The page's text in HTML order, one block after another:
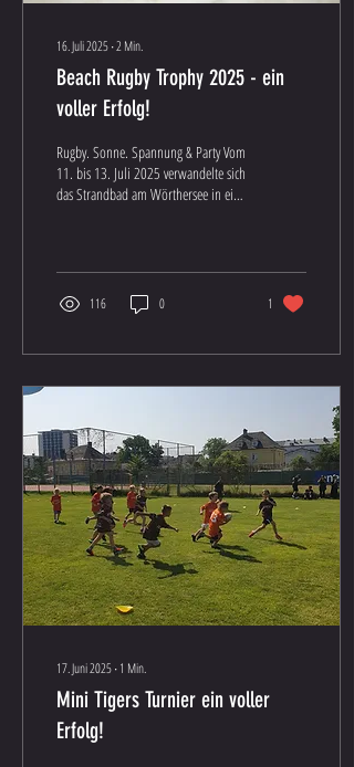
16. Juli 2025∙2Min.
Beach Rugby Trophy 2025 - ein
voller Erfolg!
Rugby. Sonne. Spannung & Party Vom
11. bis 13. Juli 2025 verwandelte sich
das Strandbad am Wörthersee in eine
116 0 1
17. Juni 2025∙1 Min.
Mini Tigers Turnier ein voller
Erfolg!